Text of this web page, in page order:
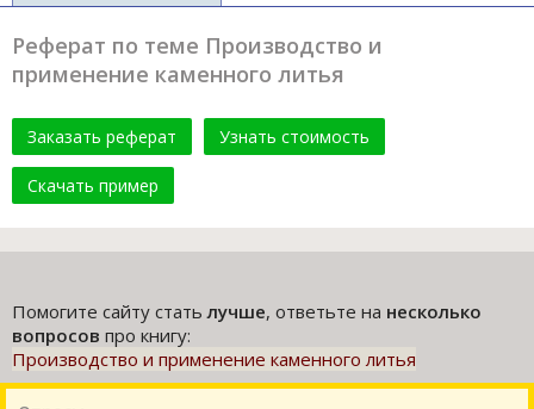
Реферат по теме Производство и
применение каменного литья
Заказать реферат Узнать стоимость
Скачать пример
Помогите сайту статьлучше, ответьте на несколько
вопросов про книгу:
Производство и применение каменного литья